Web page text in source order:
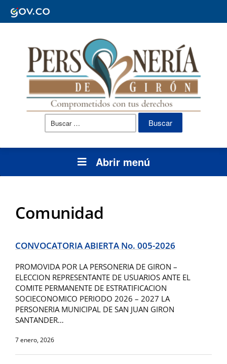
Buscar:
Abrir menú
Comunidad
CONVOCATORIA ABIERTA No. 005-2026
PROMOVIDA POR LA PERSONERIA DE GIRON –
ELECCION REPRESENTANTE DE USUARIOS ANTE EL
COMITE PERMANENTE DE ESTRATIFICACION
SOCIECONOMICO PERIODO 2026 – 2027 LA
PERSONERIA MUNICIPAL DE SAN JUAN GIRON
SANTANDER…
7 enero, 2026